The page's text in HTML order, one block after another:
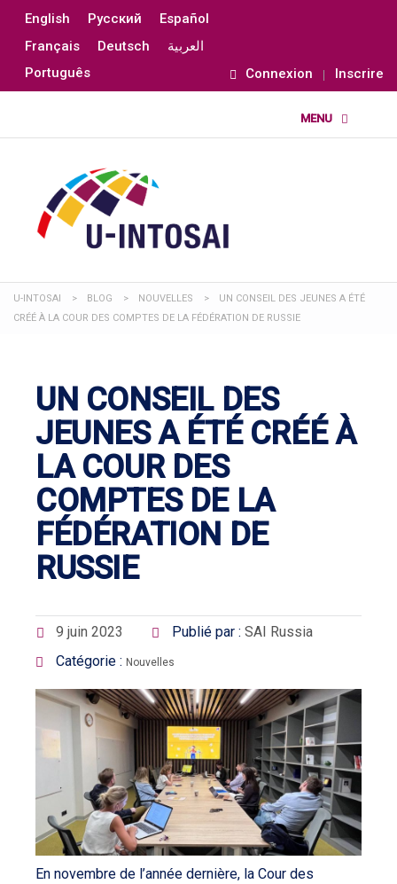
English Русский
Español
Français
Deutsch
العربية
Português
Connexion Inscrire
U-INTOSAI > BLOG > NOUVELLES >
UN CONSEIL DES JEUNES A ÉTÉ
CRÉÉ À LA COUR DES COMPTES DE LA FÉDÉRATION DE RUSSIE
UN CONSEIL DES
JEUNES A ÉTÉ CRÉÉ À
LA COUR DES
COMPTES DE LA
FÉDÉRATION DE
RUSSIE
9 juin 2023 Publié par : SAI Russia
Catégorie : Nouvelles
En novembre de l’année dernière, la Cour des